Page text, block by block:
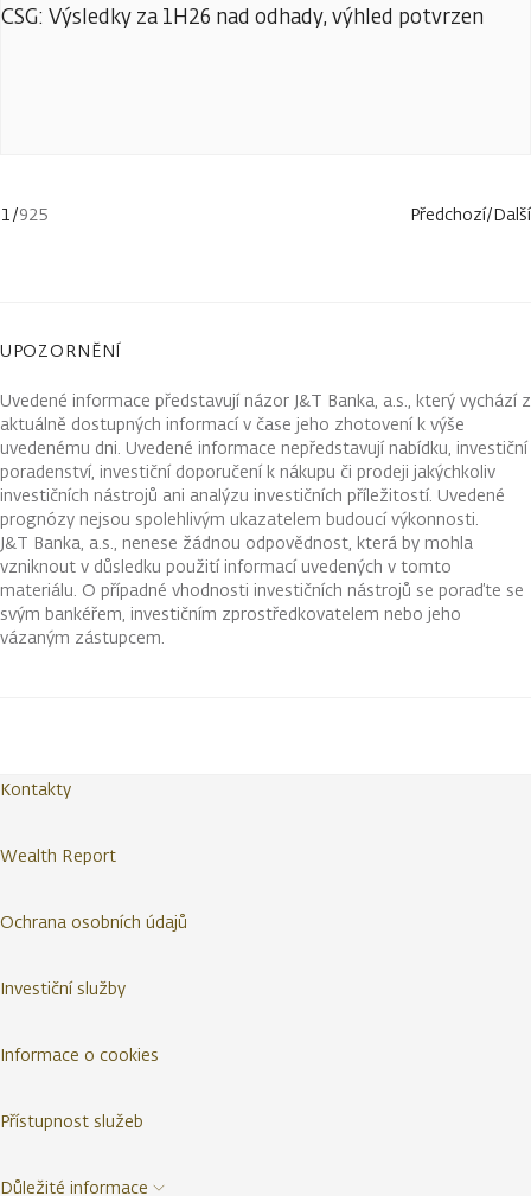
CSG: Výsledky za 1H26 nad odhady, výhled potvrzen
1/925 Předchozí/Další
UPOZORNĚNÍ
Uvedené informace představují názor J&T Banka, a.s., který vychází z
aktuálně dostupných informací v čase jeho zhotovení k výše
uvedenému dni. Uvedené informace nepředstavují nabídku, investiční
poradenství, investiční doporučení k nákupu či prodeji jakýchkoliv
investičních nástrojů ani analýzu investičních příležitostí. Uvedené
prognózy nejsou spolehlivým ukazatelem budoucí výkonnosti.
J&T Banka, a.s., nenese žádnou odpovědnost, která by mohla
vzniknout v důsledku použití informací uvedených v tomto
materiálu. O případné vhodnosti investičních nástrojů se poraďte se
svým bankéřem, investičním zprostředkovatelem nebo jeho
vázaným zástupcem.
Kontakty
Wealth Report
Ochrana osobních údajů
Investiční služby
Informace o cookies
Přístupnost služeb
Důležité informace